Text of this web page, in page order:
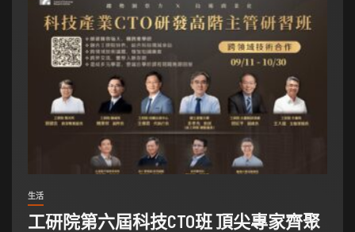
生活
工研院第六屆科技CTO班 頂尖專家齊聚